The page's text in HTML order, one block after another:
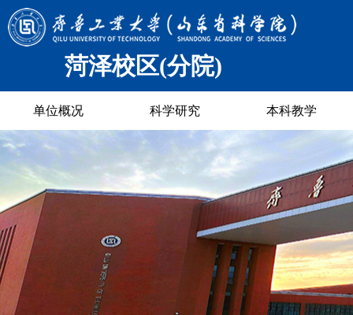
菏泽校区(分院)
单位概况 科学研究 本科教学